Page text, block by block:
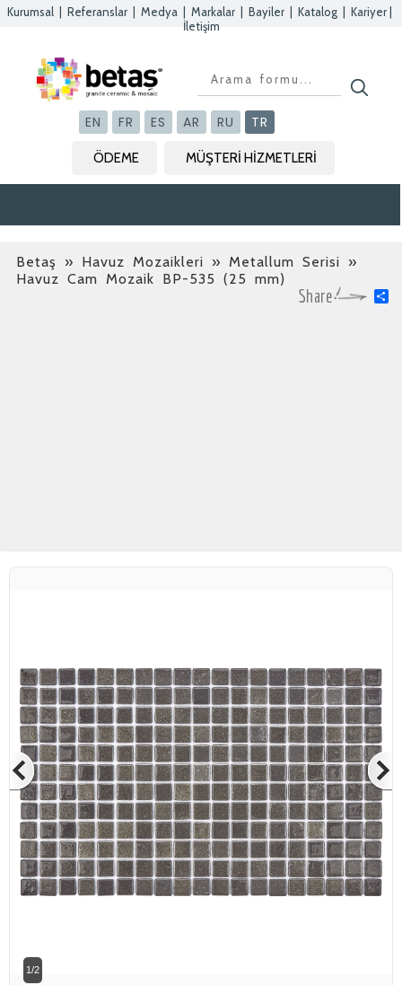
Kurumsal Referanslar Medya Markalar Bayiler Katalog Kariyer
İletişim
EN FR ES AR RU TR
ÖDEME MÜŞTERİ HİZMETLERİ
Betaş » Havuz Mozaikleri » Metallum Serisi »
Havuz Cam Mozaik BP-535 (25 mm)
1/2
Betaş Cam Mozaik
Betaş Cam Mozik olarak tam zamanlı
meslektaşlar arıyoruz. Özgeçmişlerinizi
gönderdikten sonra tarafımıza bilgi
vermeniz faydalı olacaktır.